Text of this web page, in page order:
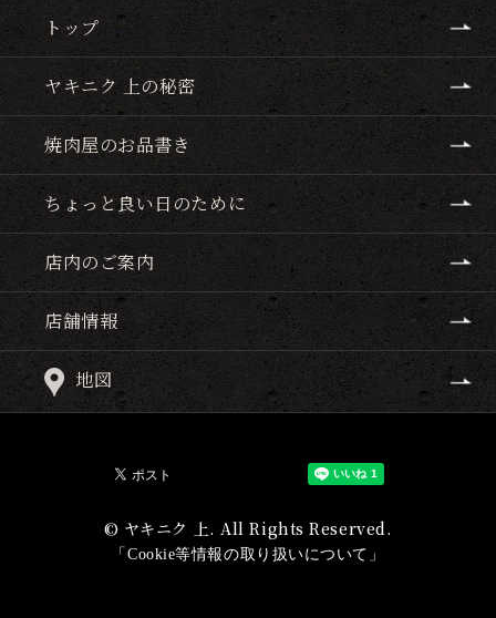
トップ
ヤキニク 上の秘密
焼肉屋のお品書き
ちょっと良い日のために
店内のご案内
店舗情報
地図
© ヤキニク 上. All Rights Reserved.
「Cookie等情報の取り扱いについて」